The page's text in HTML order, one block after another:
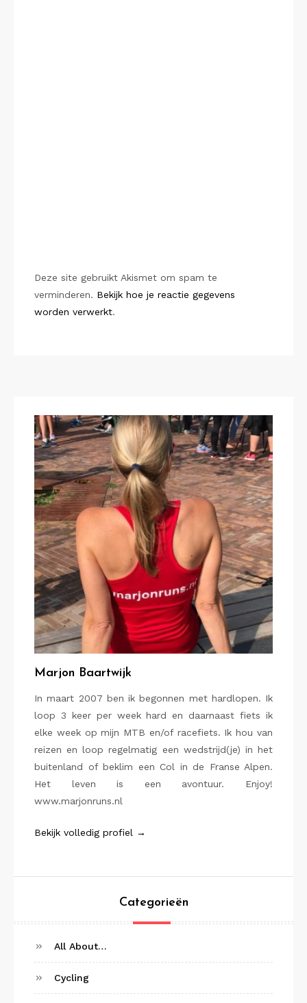
Deze site gebruikt Akismet om spam te
verminderen. Bekijk hoe je reactie gegevens
worden verwerkt.
Marjon Baartwijk
In maart 2007 ben ik begonnen met hardlopen. Ik
loop 3 keer per week hard en daarnaast fiets ik
elke week op mijn MTB en/of racefiets. Ik hou van
reizen en loop regelmatig een wedstrijd(je) in het
buitenland of beklim een Col in de Franse Alpen.
Het leven is een avontuur. Enjoy!
www.marjonruns.nl
Bekijk volledig profiel →
Categorieën
All About…
Cycling